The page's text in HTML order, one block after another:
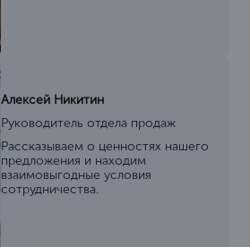
Алексей Никитин
Руководитель отдела продаж
Рассказываем о ценностях нашего
предложения и находим
взаимовыгодные условия
сотрудничества.